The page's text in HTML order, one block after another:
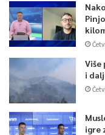
Više
i
igre